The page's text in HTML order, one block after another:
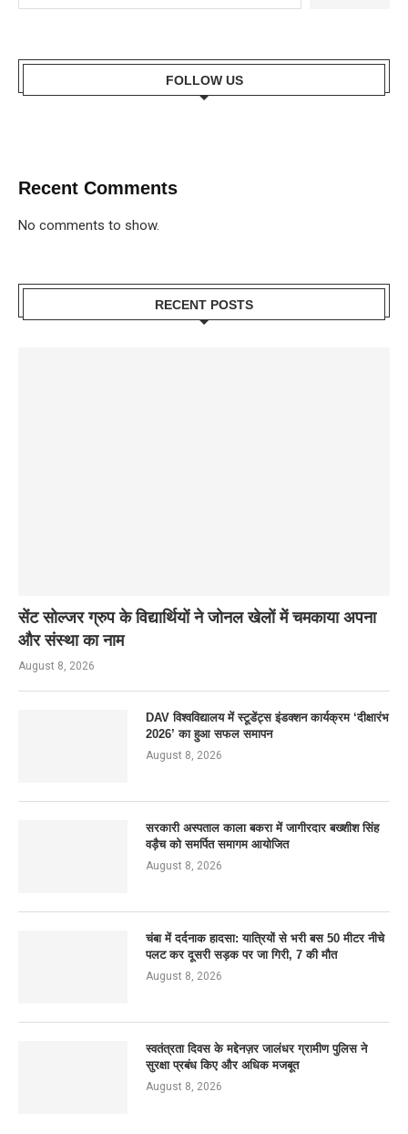
FOLLOW US
Recent Comments
No comments to show.
RECENT POSTS
सेंट सोल्जर ग्रुप के विद्यार्थियों ने जोनल खेलों में चमकाया अपना
और संस्था का नाम
August 8, 2026
DAV विश्वविद्यालय में स्टूडेंट्स इंडक्शन कार्यक्रम ‘दीक्षारंभ
2026’ का हुआ सफल समापन
August 8, 2026
सरकारी अस्पताल काला बकरा में जागीरदार बख्शीश सिंह
वड़ैच को समर्पित समागम आयोजित
August 8, 2026
चंबा में दर्दनाक हादसा: यात्रियों से भरी बस 50 मीटर नीचे
पलट कर दूसरी सड़क पर जा गिरी, 7 की मौत
August 8, 2026
स्वतंत्रता दिवस के मद्देनज़र जालंधर ग्रामीण पुलिस ने
सुरक्षा प्रबंध किए और अधिक मजबूत
August 8, 2026